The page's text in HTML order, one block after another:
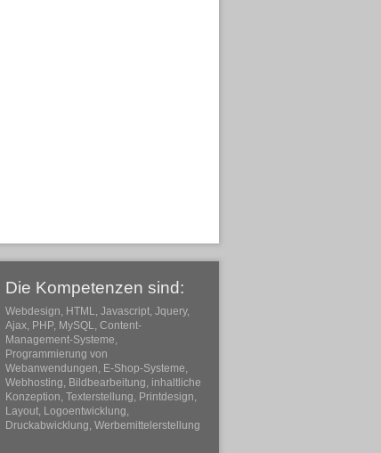
Die Kompetenzen sind:
Webdesign, HTML, Javascript, Jquery,
Ajax, PHP, MySQL, Content-
Management-Systeme,
Programmierung von
Webanwendungen, E-Shop-Systeme,
Webhosting, Bildbearbeitung, inhaltliche
Konzeption, Texterstellung, Printdesign,
Layout, Logoentwicklung,
Druckabwicklung, Werbemittelerstellung